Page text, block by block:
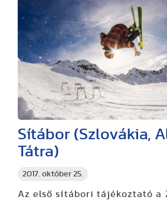
2017. október 25.
Sítábor (Szlovákia,
Tátra)
Az első sítábori tájékoztató a